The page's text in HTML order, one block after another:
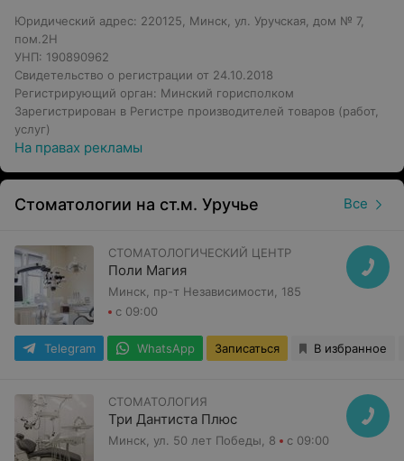
Юридический адрес: 220125, Минск, ул. Уручская, дом № 7,
пом.2H
УНП: 190890962
Свидетельство о регистрации от 24.10.2018
Регистрирующий орган: Минский горисполком
Зарегистрирован в Регистре производителей товаров (работ,
услуг)
На правах рекламы
Стоматологии на ст.м. Уручье Все
СТОМАТОЛОГИЧЕСКИЙ ЦЕНТР
Поли Магия
Минск, пр-т Независимости, 185
с 09:00
Telegram WhatsApp Записаться В избранное
СТОМАТОЛОГИЯ
Три Дантиста Плюс
Минск, ул. 50 лет Победы, 8 с 09:00